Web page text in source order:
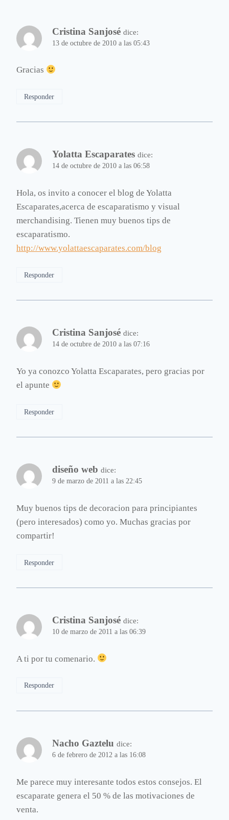
Cristina Sanjosé dice:
13 de octubre de 2010 a las 05:43
Gracias
Responder
Yolatta Escaparates dice:
14 de octubre de 2010 a las 06:58
Hola, os invito a conocer el blog de Yolatta
Escaparates,acerca de escaparatismo y visual
merchandising. Tienen muy buenos tips de
escaparatismo.
http://www.yolattaescaparates.com/blog
Responder
Cristina Sanjosé dice:
14 de octubre de 2010 a las 07:16
Yo ya conozco Yolatta Escaparates, pero gracias por
el apunte
Responder
diseño web dice:
9 de marzo de 2011 a las 22:45
Muy buenos tips de decoracion para principiantes
(pero interesados) como yo. Muchas gracias por
compartir!
Responder
Cristina Sanjosé dice:
10 de marzo de 2011 a las 06:39
A ti por tu comenario.
Responder
Nacho Gaztelu dice:
6 de febrero de 2012 a las 16:08
Me parece muy interesante todos estos consejos. El
escaparate genera el 50 % de las motivaciones de
venta.